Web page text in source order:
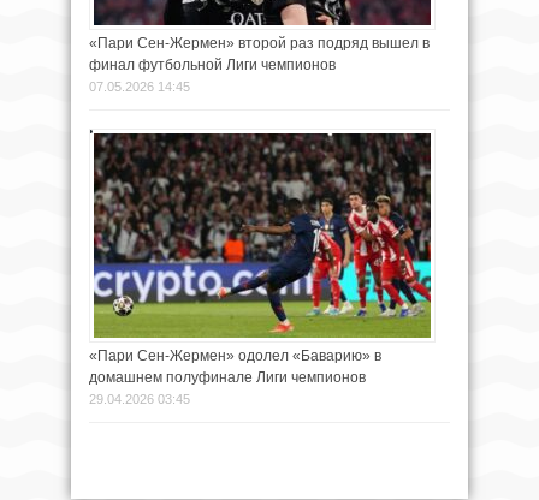
«Пари Сен-Жермен» второй раз подряд вышел в
финал футбольной Лиги чемпионов
07.05.2026 14:45
«Пари Сен-Жермен» одолел «Баварию» в
домашнем полуфинале Лиги чемпионов
29.04.2026 03:45